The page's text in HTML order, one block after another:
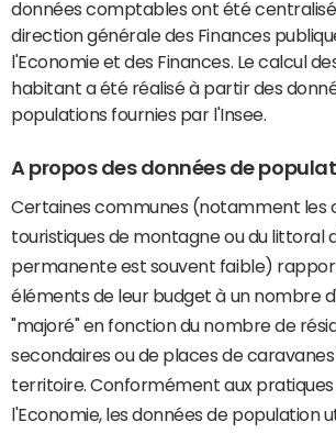
données comptables ont été
direction générale des Finances
l'Economie et des Finances. Le calcul
habitant a été réalisé à partir des
populations fournies par l'Insee.
A propos des données de
Certaines communes (notamment les
touristiques de montagne ou du littoral
permanente est souvent faible)
éléments de leur budget à un nombre
"majoré" en fonction du nombre de
secondaires ou de places de
territoire. Conformément aux pratiques
l'Economie, les données de population